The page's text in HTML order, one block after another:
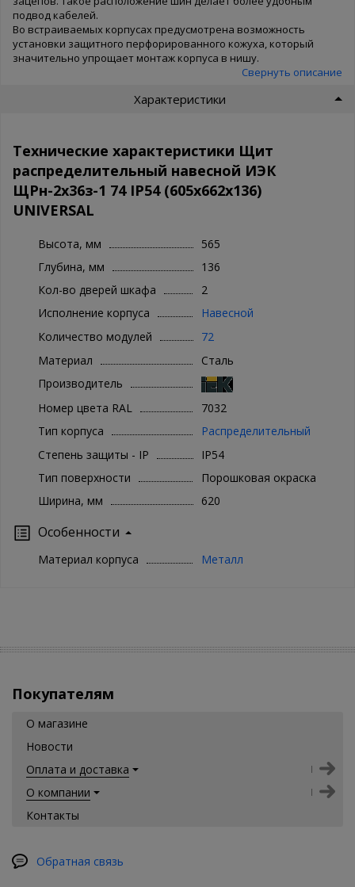
подвод кабелей.
Во встраиваемых корпусах предусмотрена возможность
установки защитного перфорированного кожуха, который
значительно упрощает монтаж корпуса в нишу.
Свернуть описание
Характеристики
Технические характеристики Щит
распределительный навесной ИЭК
ЩРн-2х36з-1 74 IP54 (605x662x136)
UNIVERSAL
Высота, мм
565
Глубина, мм
136
Кол-во дверей шкафа
2
Исполнение корпуса
Навесной
Количество модулей
72
Материал
Сталь
Производитель
Номер цвета RAL
7032
Тип корпуса
Распределительный
Степень защиты - IP
IP54
Тип поверхности
Порошковая окраска
Ширина, мм
620
Особенности
Материал корпуса Металл
Покупателям
О магазине
Новости
Оплата и доставка
О компании
Контакты
Обратная связь